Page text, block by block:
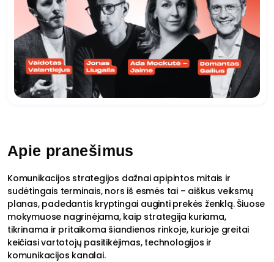
Apie pranešimus
Komunikacijos strategijos dažnai apipintos mitais ir
sudėtingais terminais, nors iš esmės tai – aiškus veiksmų
planas, padedantis kryptingai auginti prekės ženklą. Šiuose
mokymuose nagrinėjama, kaip strategija kuriama,
tikrinama ir pritaikoma šiandienos rinkoje, kurioje greitai
keičiasi vartotojų pasitikėjimas, technologijos ir
komunikacijos kanalai.